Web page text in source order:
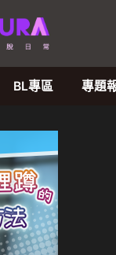
BL專區 專題